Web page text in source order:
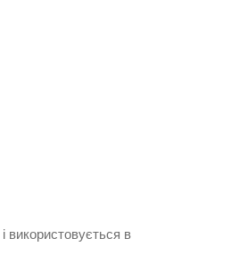
використовується в